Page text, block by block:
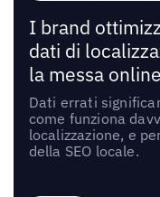
I brand
dati di
la messa online
Dati errati
come funziona
localizzazione, e
della SEO locale.